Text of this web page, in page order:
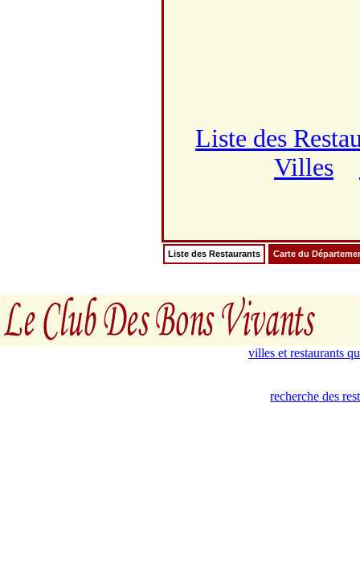
Liste des
Villes
Liste des Restaurants Carte du
villes et restaurants
recherche des